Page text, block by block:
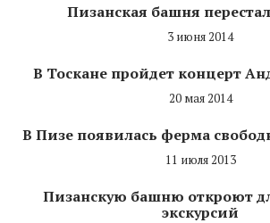
Пизанская башня
3 июня 2014
В Тоскане пройдет концерт
20 мая 2014
В Пизе появилась ферма
11 июля 2013
Пизанскую башню откроют
экскурсий